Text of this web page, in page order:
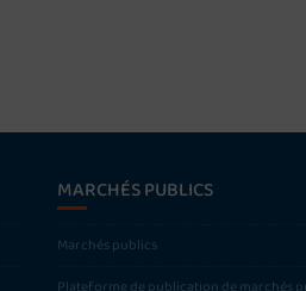
MARCHÉS PUBLICS
Marchés publics